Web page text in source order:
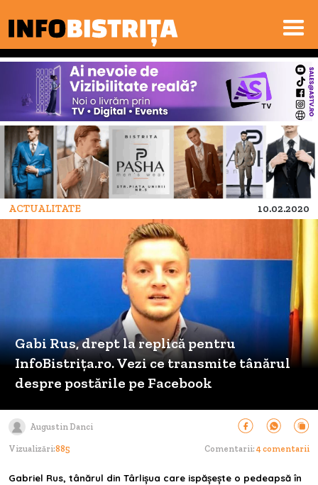
ACTUALITATE 10.02.2020
Gabi Rus, drept la replică pentru
InfoBistrița.ro. Vezi ce transmite tânărul
despre postările pe Facebook
Augustin Danci
Vizualizări:885 Comentarii: 4 comentarii
Gabriel Rus, tânărul din Târlișua care ispășește o pedeapsă în